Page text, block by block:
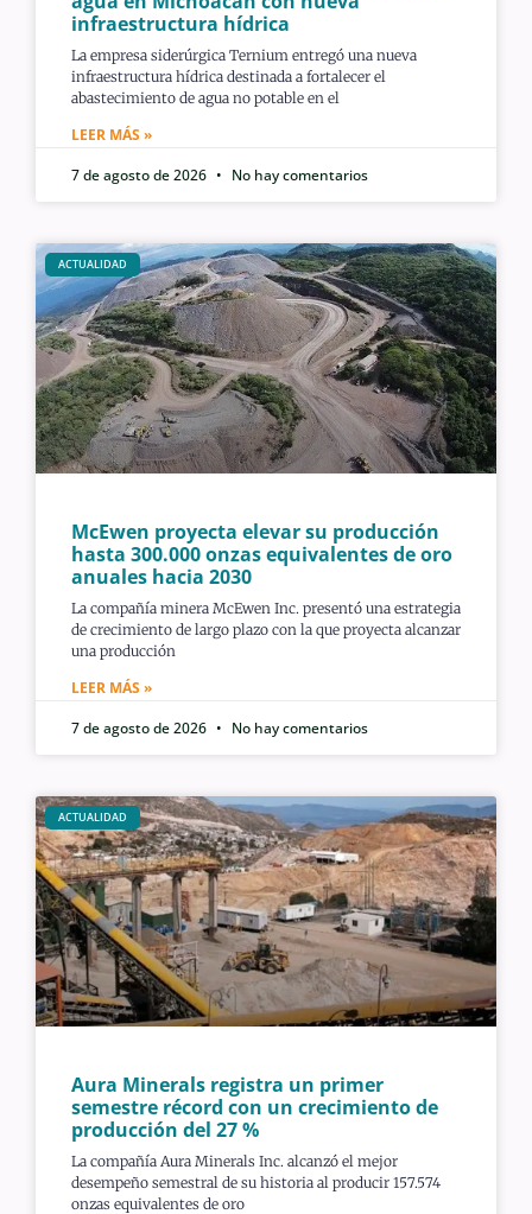
infraestructura hídrica
La empresa siderúrgica Ternium entregó una nueva
infraestructura hídrica destinada a fortalecer el
abastecimiento de agua no potable en el
LEER MÁS »
7 de agosto de 2026
No hay comentarios
ACTUALIDAD
McEwen proyecta elevar su producción
hasta 300.000 onzas equivalentes de oro
anuales hacia 2030
La compañía minera McEwen Inc. presentó una estrategia
de crecimiento de largo plazo con la que proyecta alcanzar
una producción
LEER MÁS »
7 de agosto de 2026
No hay comentarios
ACTUALIDAD
Aura Minerals registra un primer
semestre récord con un crecimiento de
producción del 27 %
La compañía Aura Minerals Inc. alcanzó el mejor
desempeño semestral de su historia al producir 157.574
onzas equivalentes de oro